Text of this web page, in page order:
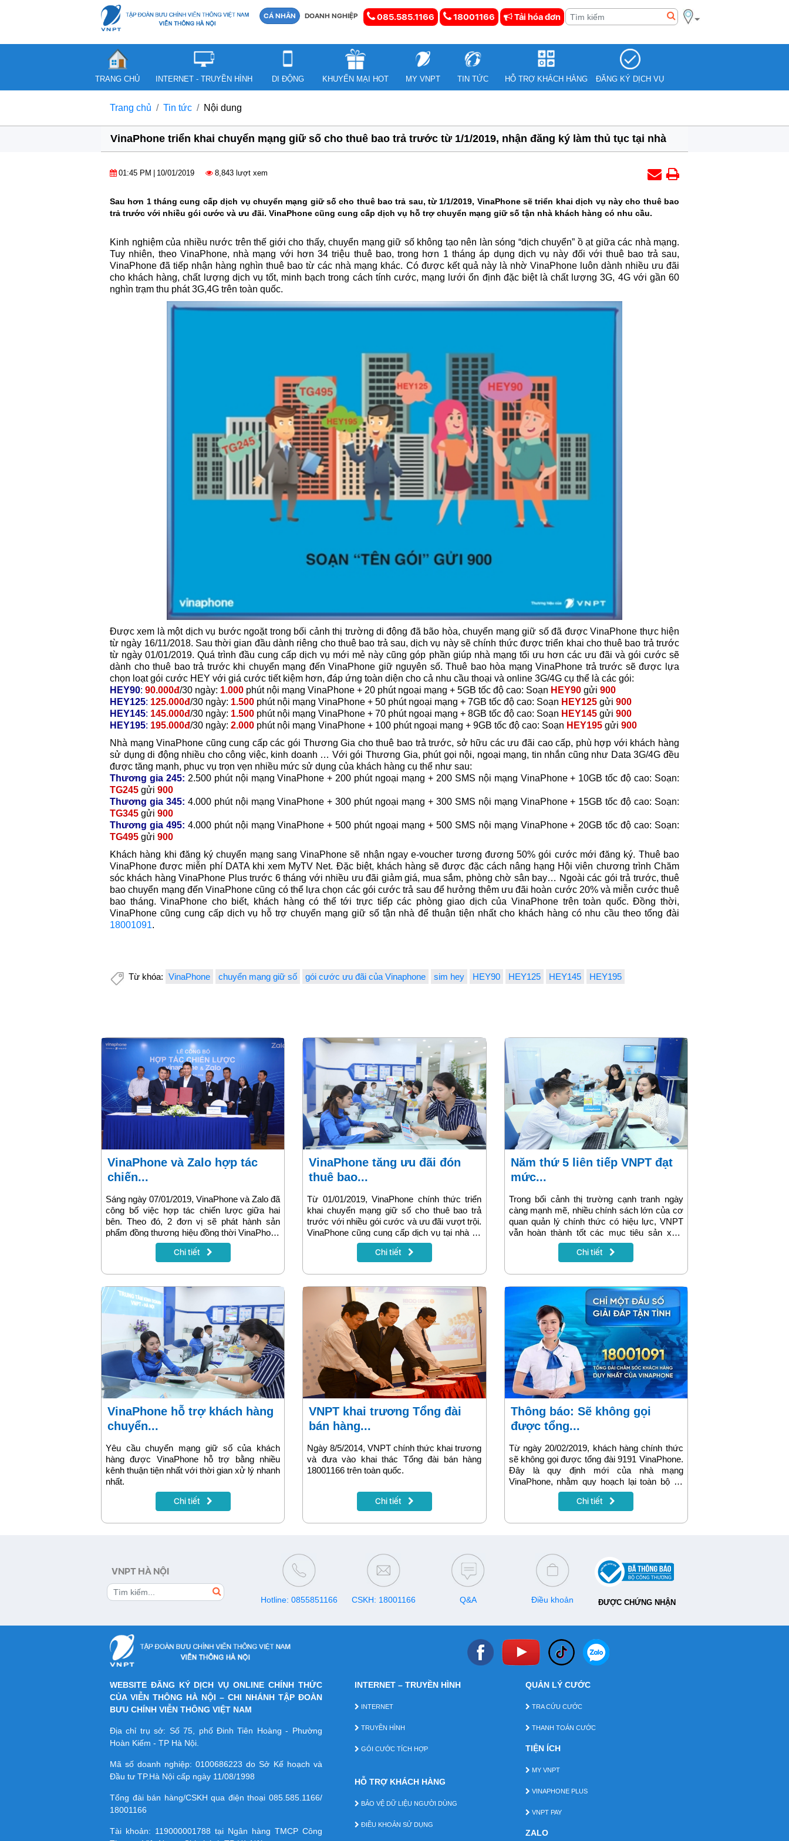
CÁ NHÂN DOANH NGHIỆP 085.585.1166 18001166 Tải hóa đơn
TRANG CHỦ INTERNET - TRUYỀN HÌNH DI ĐỘNG KHUYẾN MẠI HOT MY VNPT TIN TỨC HỖ TRỢ KHÁCH HÀNG ĐĂNG KÝ DỊCH VỤ
Trang chủ Tin tức Nội dung
VinaPhone triển khai chuyển mạng giữ số cho thuê bao trả trước từ 1/1/2019, nhận đăng ký làm thủ tục tại nhà
01:45 PM 10/01/2019 8,843 lượt xem
Sau hơn 1 tháng cung cấp dịch vụ chuyển mạng giữ số cho thuê bao trả sau, từ 1/1/2019, VinaPhone sẽ triển khai dịch vụ này cho thuê bao
trả trước với nhiều gói cước và ưu đãi. VinaPhone cũng cung cấp dịch vụ hỗ trợ chuyển mạng giữ số tận nhà khách hàng có nhu cầu.
Kinh nghiệm của nhiều nước trên thế giới cho thấy, chuyển mạng giữ số không tạo nên làn sóng “dịch chuyển” ồ ạt giữa các nhà mạng.
Tuy nhiên, theo VinaPhone, nhà mạng với hơn 34 triệu thuê bao, trong hơn 1 tháng áp dụng dịch vụ này đối với thuê bao trả sau,
VinaPhone đã tiếp nhận hàng nghìn thuê bao từ các nhà mạng khác. Có được kết quả này là nhờ VinaPhone luôn dành nhiều ưu đãi
cho khách hàng, chất lượng dịch vụ tốt, minh bạch trong cách tính cước, mạng lưới ổn định đặc biệt là chất lượng 3G, 4G với gần 60
nghìn trạm thu phát 3G,4G trên toàn quốc.
Được xem là một dịch vụ bước ngoặt trong bối cảnh thị trường di động đã bão hòa, chuyển mạng giữ số đã được VinaPhone thực hiện
từ ngày 16/11/2018. Sau thời gian đầu dành riêng cho thuê bao trả sau, dịch vụ này sẽ chính thức được triển khai cho thuê bao trả trước
từ ngày 01/01/2019. Quá trình đầu cung cấp dịch vụ mới mẻ này cũng góp phần giúp nhà mạng tối ưu hơn các ưu đãi và gói cước sẽ
dành cho thuê bao trả trước khi chuyển mạng đến VinaPhone giữ nguyên số. Thuê bao hòa mạng VinaPhone trả trước sẽ được lựa
chọn loạt gói cước HEY với giá cước tiết kiệm hơn, đáp ứng toàn diện cho cả nhu cầu thoại và online 3G/4G cụ thể là các gói:
HEY90: 90.000đ/30 ngày: 1.000 phút nội mạng VinaPhone + 20 phút ngoại mạng + 5GB tốc độ cao: Soạn HEY90 gửi 900
HEY125: 125.000đ/30 ngày: 1.500 phút nội mạng VinaPhone + 50 phút ngoại mạng + 7GB tốc độ cao: Soạn HEY125 gửi 900
HEY145: 145.000đ/30 ngày: 1.500 phút nội mạng VinaPhone + 70 phút ngoại mạng + 8GB tốc độ cao: Soạn HEY145 gửi 900
HEY195: 195.000đ/30 ngày: 2.000 phút nội mạng VinaPhone + 100 phút ngoại mạng + 9GB tốc độ cao: Soạn HEY195 gửi 900
Nhà mạng VinaPhone cũng cung cấp các gói Thương Gia cho thuê bao trả trước, sở hữu các ưu đãi cao cấp, phù hợp với khách hàng
sử dụng di động nhiều cho công việc, kinh doanh … Với gói Thương Gia, phút gọi nội, ngoại mạng, tin nhắn cũng như Data 3G/4G đều
được tăng mạnh, phục vụ trọn vẹn nhiều mức sử dụng của khách hàng cụ thể như sau:
Thương gia 245: 2.500 phút nội mạng VinaPhone + 200 phút ngoại mạng + 200 SMS nội mạng VinaPhone + 10GB tốc độ cao: Soạn:
TG245 gửi 900
Thương gia 345: 4.000 phút nội mạng VinaPhone + 300 phút ngoại mạng + 300 SMS nội mạng VinaPhone + 15GB tốc độ cao: Soạn:
TG345 gửi 900
Thương gia 495: 4.000 phút nội mạng VinaPhone + 500 phút ngoại mạng + 500 SMS nội mạng VinaPhone + 20GB tốc độ cao: Soạn:
TG495 gửi 900
Khách hàng khi đăng ký chuyển mạng sang VinaPhone sẽ nhận ngay e-voucher tương đương 50% gói cước mới đăng ký. Thuê bao
VinaPhone được miễn phí DATA khi xem MyTV Net. Đặc biệt, khách hàng sẽ được đặc cách nâng hạng Hội viên chương trình Chăm
sóc khách hàng VinaPhone Plus trước 6 tháng với nhiều ưu đãi giảm giá, mua sắm, phòng chờ sân bay… Ngoài các gói trả trước, thuê
bao chuyển mạng đến VinaPhone cũng có thể lựa chọn các gói cước trả sau để hưởng thêm ưu đãi hoàn cước 20% và miễn cước thuê
bao tháng. VinaPhone cho biết, khách hàng có thể tới trực tiếp các phòng giao dịch của VinaPhone trên toàn quốc. Đồng thời,
VinaPhone cũng cung cấp dịch vụ hỗ trợ chuyển mạng giữ số tận nhà để thuận tiện nhất cho khách hàng có nhu cầu theo tổng đài
18001091.
Từ khóa: VinaPhone chuyển mạng giữ số gói cước ưu đãi của Vinaphone sim hey HEY90 HEY125 HEY145 HEY195
VinaPhone và Zalo hợp tác
chiến...
Sáng ngày 07/01/2019, VinaPhone và Zalo đã
công bố việc hợp tác chiến lược giữa hai
bên. Theo đó, 2 đơn vị sẽ phát hành sản
phẩm đồng thương hiệu đồng thời VinaPhone
cũng sẽ triển khai mở rộng kênh bán hàng và
kênh chăm sóc khách hàng trên Zalo.
Chi tiết
VinaPhone tăng ưu đãi đón
thuê bao...
Từ 01/01/2019, VinaPhone chính thức triển
khai chuyển mạng giữ số cho thuê bao trả
trước với nhiều gói cước và ưu đãi vượt trội.
VinaPhone cũng cung cấp dịch vụ tại nhà để
thuận tiện nhất cho khách hàng có nhu cầu.
Chi tiết
Năm thứ 5 liên tiếp VNPT đạt
mức...
Trong bối cảnh thị trường cạnh tranh ngày
càng mạnh mẽ, nhiều chính sách lớn của cơ
quan quản lý chính thức có hiệu lực, VNPT
vẫn hoàn thành tốt các mục tiêu sản xuất
kinh doanh năm 2018. Đây là năm thứ 5 liên
tiếp VNPT đạt mức tăng trưởng cao, trên
Chi tiết
VinaPhone hỗ trợ khách hàng
chuyển...
Yêu cầu chuyển mạng giữ số của khách
hàng được VinaPhone hỗ trợ bằng nhiều
kênh thuận tiện nhất với thời gian xử lý nhanh
nhất.
Chi tiết
VNPT khai trương Tổng đài
bán hàng...
Ngày 8/5/2014, VNPT chính thức khai trương
và đưa vào khai thác Tổng đài bán hàng
18001166 trên toàn quốc.
Chi tiết
Thông báo: Sẽ không gọi
được tổng...
Từ ngày 20/02/2019, khách hàng chính thức
sẽ không gọi được tổng đài 9191 VinaPhone.
Đây là quy định mới của nhà mạng
VinaPhone, nhằm quy hoạch lại toàn bộ hệ
thống chăm sóc khách hàng qua các đầu số
tổng đài. Sau khi ngừng hoạt động tổng đài
hàng bằng tổng đài 18001091. Đây là đầu số
Chi tiết
VNPT HÀ NỘI
Hotline: 0855851166 CSKH: 18001166 Q&A Điều khoản ĐƯỢC CHỨNG NHẬN
WEBSITE ĐĂNG KÝ DỊCH VỤ ONLINE CHÍNH THỨC
CỦA VIỄN THÔNG HÀ NỘI – CHI NHÁNH TẬP ĐOÀN
BƯU CHÍNH VIỄN THÔNG VIỆT NAM
Địa chỉ trụ sở: Số 75, phố Đinh Tiên Hoàng - Phường
Hoàn Kiếm - TP Hà Nội.
Mã số doanh nghiệp:0100686223 do Sở Kế hoạch và
Đầu tư TP.Hà Nội cấp ngày 11/08/1998
Tổng đài bán hàng/CSKH qua điện thoại 085.585.1166/
18001166
Tài khoản: 119000001788 tại Ngân hàng TMCP Công
INTERNET – TRUYỀN HÌNH
INTERNET
TRUYỀN HÌNH
GÓI CƯỚC TÍCH HỢP
HỖ TRỢ KHÁCH HÀNG
BẢO VỆ DỮ LIỆU NGƯỜI DÙNG
ĐIỀU KHOẢN SỬ DỤNG
QUẢN LÝ CƯỚC
TRA CỨU CƯỚC
THANH TOÁN CƯỚC
TIỆN ÍCH
MY VNPT
VINAPHONE PLUS
VNPT PAY
ZALO